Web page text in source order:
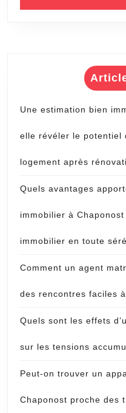
Une estimation bien
elle révéler le potentiel
logement après
Quels avantages
immobilier à
immobilier en toute
Comment un agent
des rencontres faciles
Quels sont les effets
sur les tensions
Peut-on trouver un
Chaponost proche des